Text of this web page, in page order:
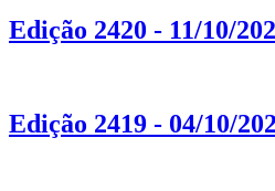
Edição 2420 - 11/10/
Edição 2419 - 04/10/